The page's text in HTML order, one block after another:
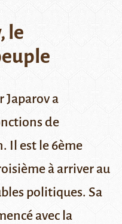
le
Japarov a
de
Il est le 6ème
à arriver au
politiques. Sa
avec la